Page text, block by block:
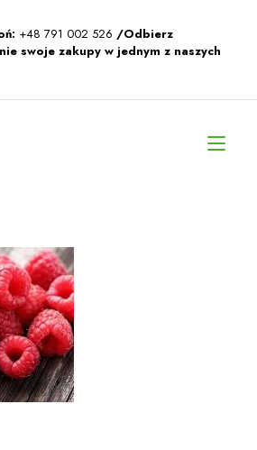
+48 791 002 526 /Odbierz
swoje zakupy w jednym z naszych